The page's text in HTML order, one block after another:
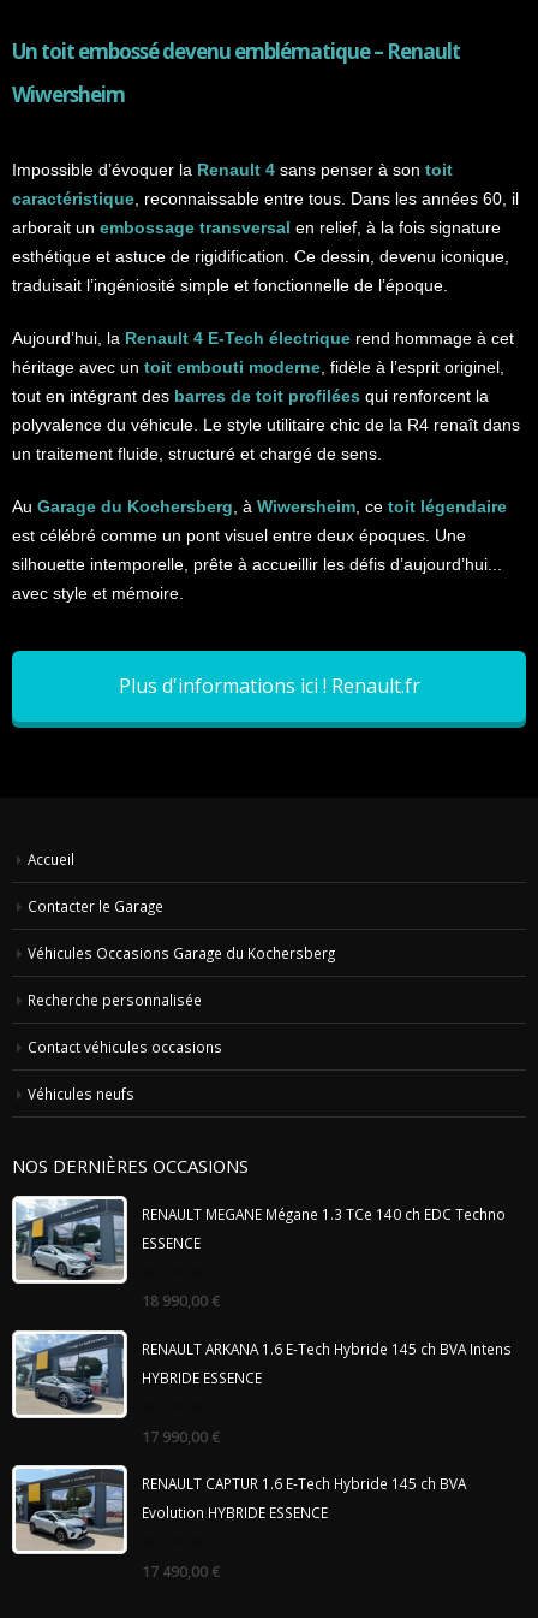
Un toit embossé devenu emblématique – Renault
Wiwersheim
Impossible d’évoquer la Renault 4 sans penser à son toit
caractéristique , reconnaissable entre tous. Dans les années 60, il
arborait un embossage transversal en relief, à la fois signature
esthétique et astuce de rigidification. Ce dessin, devenu iconique,
traduisait l’ingéniosité simple et fonctionnelle de l’époque.
Aujourd’hui, la Renault 4 E-Tech électrique rend hommage à cet
héritage avec un toit embouti moderne , fidèle à l’esprit originel,
tout en intégrant des barres de toit profilées qui renforcent la
polyvalence du véhicule. Le style utilitaire chic de la R4 renaît dans
un traitement fluide, structuré et chargé de sens.
Au Garage du Kochersberg , à Wiwersheim , ce toit légendaire
est célébré comme un pont visuel entre deux époques. Une
silhouette intemporelle, prête à accueillir les défis d’aujourd’hui...
avec style et mémoire.
Plus d'informations ici ! Renault.fr
Accueil
Contacter le Garage
Véhicules Occasions Garage du Kochersberg
Recherche personnalisée
Contact véhicules occasions
Véhicules neufs
NOS DERNIÈRES OCCASIONS
RENAULT MEGANE Mégane 1.3 TCe 140 ch EDC Techno
ESSENCE
0
out
18 990,00 €
RENAULT ARKANA 1.6 E-Tech Hybride 145 ch BVA Intens
HYBRIDE ESSENCE
out
17 990,00 €
RENAULT CAPTUR 1.6 E-Tech Hybride 145 ch BVA
Evolution HYBRIDE ESSENCE
out
17 490,00 €